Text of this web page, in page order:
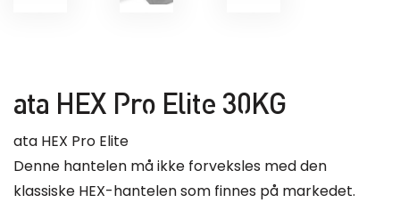
ata HEX Pro Elite 30KG
ata HEX Pro Elite
Denne hantelen må ikke forveksles med den
klassiske HEX-hantelen som finnes på markedet.